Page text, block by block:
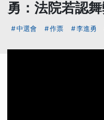
勇：法院若認
中選會 作票 李進勇